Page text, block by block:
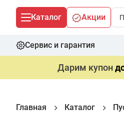
Каталог Акции
Сервис и гарантия
Дарим купон
Главная Каталог